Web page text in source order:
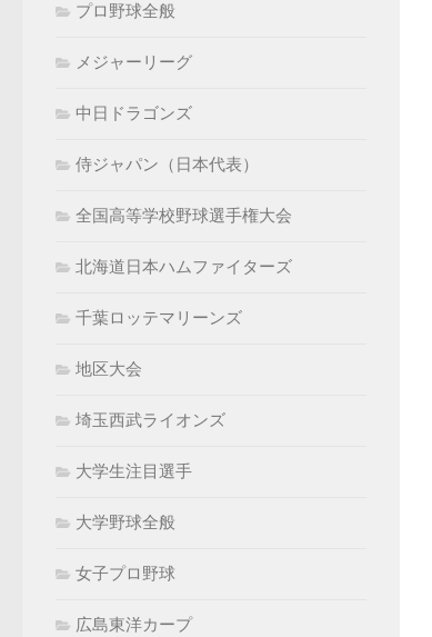
プロ野球全般
メジャーリーグ
中日ドラゴンズ
侍ジャパン（日本代表）
全国高等学校野球選手権大会
北海道日本ハムファイターズ
千葉ロッテマリーンズ
地区大会
埼玉西武ライオンズ
大学生注目選手
大学野球全般
女子プロ野球
広島東洋カープ